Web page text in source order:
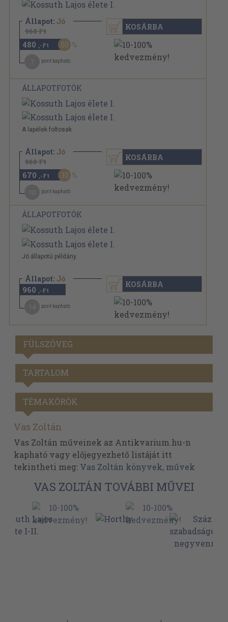
Állapot: Jó
960 Ft
480 ,-Ft 50
pont kapható
KOSÁRBA
ÁLLAPOTFOTÓK
A lapélek foltosak.
Állapot: Jó
960 Ft
670 ,-Ft 30
pont kapható
KOSÁRBA
ÁLLAPOTFOTÓK
Jó állapotú példány.
Állapot: Jó
960 ,-Ft
pont kapható
KOSÁRBA
FÜLSZÖVEG
TARTALOM
TÉMAKÖRÖK
Vas Zoltán
Vas Zoltán műveinek az Antikvarium.hu-n
kapható vagy előjegyezhető listáját itt
tekintheti meg: Vas Zoltán könyvek, művek
VAS ZOLTÁN TOVÁBBI MŰVEI